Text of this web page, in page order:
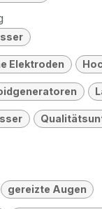
Elektroden
gereizte Augen